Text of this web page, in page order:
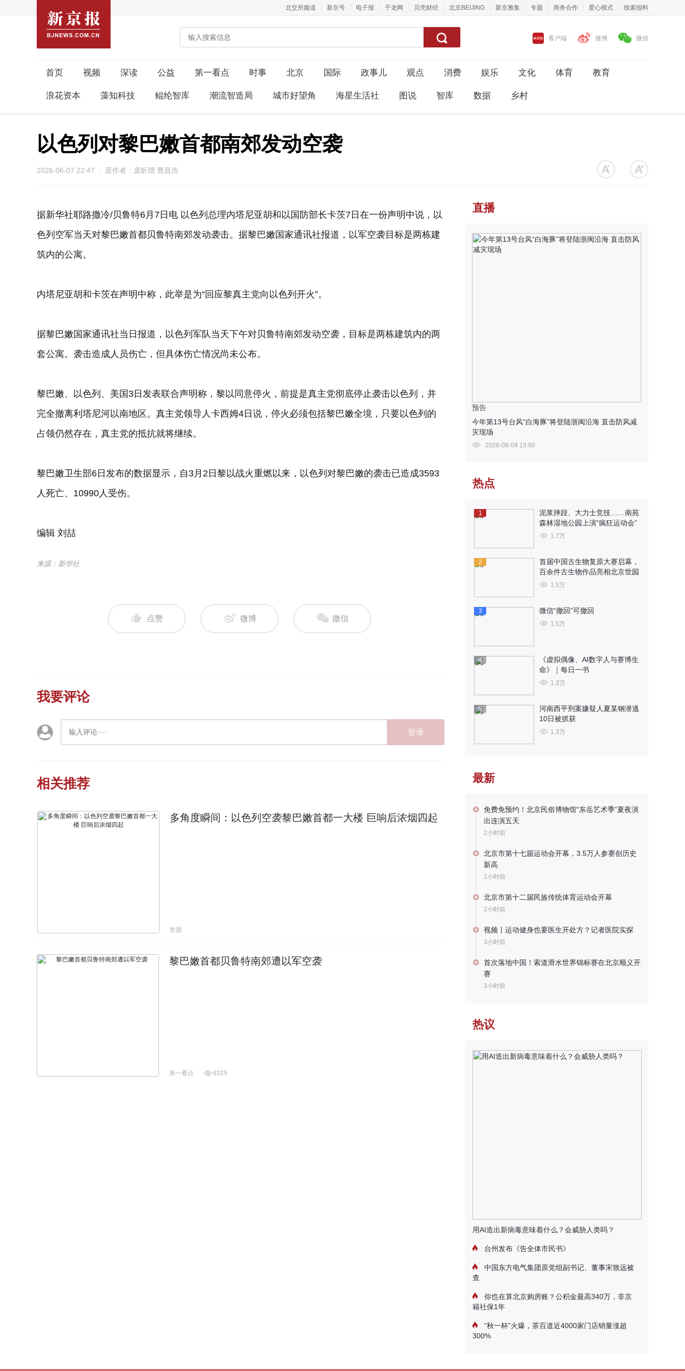
北交所频道 新京号 电子报 千龙网 贝壳财经 北京BEIJING 新京雅集 专题 商务合作 爱心模式 线索报料
客户端 微博 微信
首页 视频 深读 公益 第一看点 时事 北京 国际 政事儿 观点 消费 娱乐 文化 体育 教育
浪花资本 藻知科技 鲲纶智库 潮流智造局 城市好望角 海星生活社 图说 智库 数据 乡村
以色列对黎巴嫩首都南郊发动空袭
2026-06-07 22:47 原作者：庞昕熠 曹昌浩
据新华社耶路撒冷/贝鲁特6月7日电 以色列总理内塔尼亚胡和以国防部长卡茨7日在一份声明中说，以
色列空军当天对黎巴嫩首都贝鲁特南郊发动袭击。据黎巴嫩国家通讯社报道，以军空袭目标是两栋建
筑内的公寓。
内塔尼亚胡和卡茨在声明中称，此举是为“回应黎真主党向以色列开火”。
据黎巴嫩国家通讯社当日报道，以色列军队当天下午对贝鲁特南郊发动空袭，目标是两栋建筑内的两
套公寓。袭击造成人员伤亡，但具体伤亡情况尚未公布。
黎巴嫩、以色列、美国3日发表联合声明称，黎以同意停火，前提是真主党彻底停止袭击以色列，并
完全撤离利塔尼河以南地区。真主党领导人卡西姆4日说，停火必须包括黎巴嫩全境，只要以色列的
占领仍然存在，真主党的抵抗就将继续。
黎巴嫩卫生部6日发布的数据显示，自3月2日黎以战火重燃以来，以色列对黎巴嫩的袭击已造成3593
人死亡、10990人受伤。
编辑 刘喆
来源：新华社
点赞 微博 微信
我要评论
登录
相关推荐
多角度瞬间：以色列空袭黎巴嫩首都一大楼 巨响后浓烟四起
世面
黎巴嫩首都贝鲁特南郊遭以军空袭
第一看点 6325
直播
预告
今年第13号台风“白海豚”将登陆浙闽沿海 直击防风减
灾现场
2026-08-09 15:00
热点
1
泥浆摔跤、大力士竞技……南苑
森林湿地公园上演“疯狂运动会”
1.7万
2
首届中国古生物复原大赛启幕，
百余件古生物作品亮相北京世园
1.5万
3 微信“撤回”可撤回
1.5万
4
《虚拟偶像、AI数字人与赛博生
命》｜每日一书
1.3万
5
河南西平刑案嫌疑人夏某钢潜逃
10日被抓获
1.3万
最新
免费免预约！北京民俗博物馆“东岳艺术季”夏夜演
出连演五天
2小时前
北京市第十七届运动会开幕，3.5万人参赛创历史
新高
2小时前
北京市第十二届民族传统体育运动会开幕
2小时前
视频丨运动健身也要医生开处方？记者医院实探
3小时前
首次落地中国！索道滑水世界锦标赛在北京顺义开
赛
3小时前
热议
用AI造出新病毒意味着什么？会威胁人类吗？
台州发布《告全体市民书》
中国东方电气集团原党组副书记、董事宋致远被
查
你也在算北京购房账？公积金最高340万，非京
籍社保1年
“秋一杯”火爆，茶百道近4000家门店销量涨超
300%